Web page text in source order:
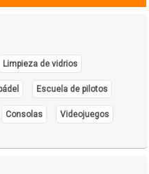
Limpieza de vidrios
Escuela de pilotos
Consolas Videojuegos